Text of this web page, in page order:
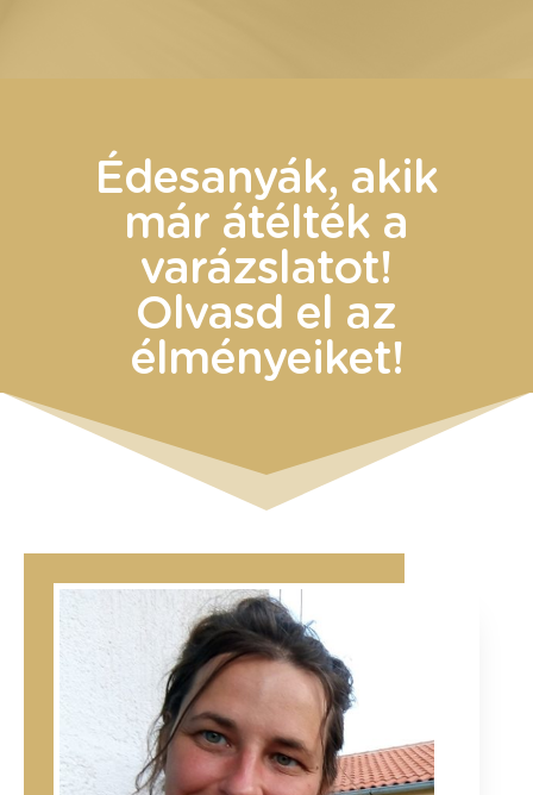
Édesanyák, akik
már átélték a
varázslatot!
Olvasd el az
élményeiket!